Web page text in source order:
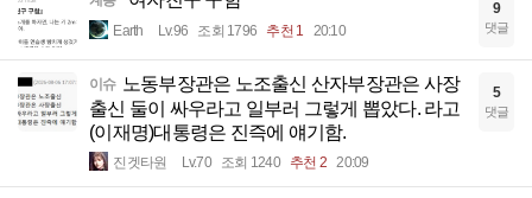
Earth Lv.96 조회 1796 추천 1 20:10
9
댓글
이슈 노동부장관은 노조출신 산자부장관은 사장
출신 둘이 싸우라고 일부러 그렇게 뽑았다. 라고
(이재명)대통령은 진즉에 얘기함.
진겟타원 Lv.70 조회 1240 추천 2 20:09
5
댓글